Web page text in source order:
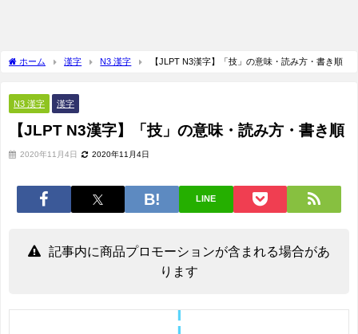
ホーム 漢字 N3 漢字 【JLPT N3漢字】「技」の意味・読み方・書き順
N3 漢字 漢字
【JLPT N3漢字】「技」の意味・読み方・書き順
2020年11月4日 2020年11月4日
LINE
記事内に商品プロモーションが含まれる場合があ
ります